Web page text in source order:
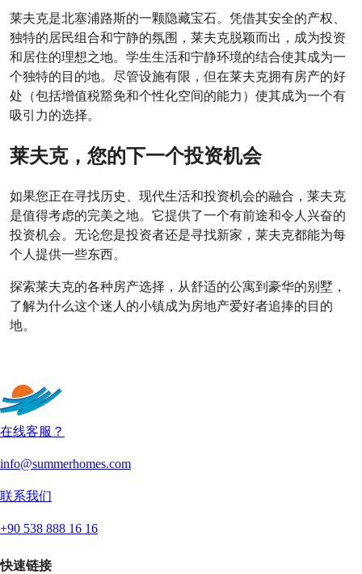
莱夫克是北塞浦路斯的一颗隐藏宝石。凭借其安全的产权、
独特的居民组合和宁静的氛围，莱夫克脱颖而出，成为投资
和居住的理想之地。学生生活和宁静环境的结合使其成为一
个独特的目的地。尽管设施有限，但在莱夫克拥有房产的好
处（包括增值税豁免和个性化空间的能力）使其成为一个有
吸引力的选择。
莱夫克，您的下一个投资机会
如果您正在寻找历史、现代生活和投资机会的融合，莱夫克
是值得考虑的完美之地。它提供了一个有前途和令人兴奋的
投资机会。无论您是投资者还是寻找新家，莱夫克都能为每
个人提供一些东西。
探索莱夫克的各种房产选择，从舒适的公寓到豪华的别墅，
了解为什么这个迷人的小镇成为房地产爱好者追捧的目的
地。
在线客服？
info@summerhomes.com
联系我们
+90 538 888 16 16
快速链接